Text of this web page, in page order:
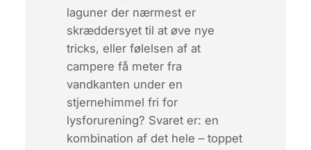
laguner der nærmest er
skræddersyet til at øve nye
tricks, eller følelsen af at
campere få meter fra
vandkanten under en
stjernehimmel fri for
lysforurening? Svaret er: en
kombination af det hele – toppet